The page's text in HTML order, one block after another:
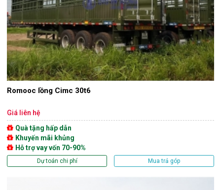
Romooc lồng Cimc 30t6
Giá liên hệ
Quà tặng hấp dẫn
Khuyến mãi khủng
Hỗ trợ vay vốn 70-90%
Dự toán chi phí Mua trả góp